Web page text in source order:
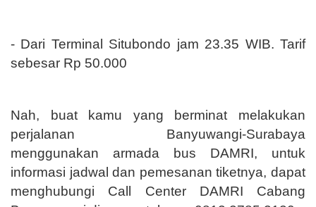
- Dari Terminal Situbondo jam 23.35 WIB. Tarif
sebesar Rp 50.000
Nah, buat kamu yang berminat melakukan
perjalanan Banyuwangi-Surabaya
menggunakan armada bus DAMRI, untuk
informasi jadwal dan pemesanan tiketnya, dapat
menghubungi Call Center DAMRI Cabang